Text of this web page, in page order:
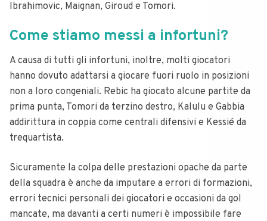
Ibrahimovic, Maignan, Giroud e Tomori.
Come stiamo messi a infortuni?
A causa di tutti gli infortuni, inoltre, molti giocatori
hanno dovuto adattarsi a giocare fuori ruolo in posizioni
non a loro congeniali. Rebic ha giocato alcune partite da
prima punta, Tomori da terzino destro, Kalulu e Gabbia
addirittura in coppia come centrali difensivi e Kessié da
trequartista.
Sicuramente la colpa delle prestazioni opache da parte
della squadra è anche da imputare a errori di formazioni,
errori tecnici personali dei giocatori e occasioni da gol
mancate, ma davanti a certi numeri è impossibile fare